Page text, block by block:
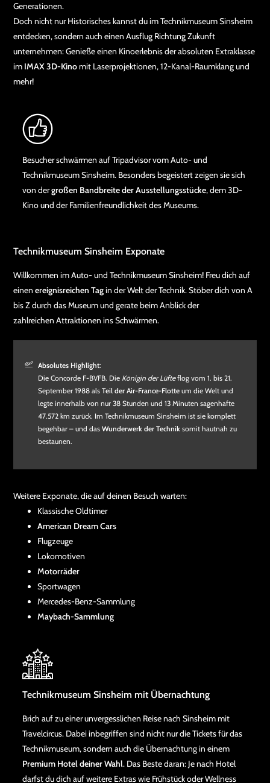
Generationen.
Doch nicht nur Historisches kannst du im Technikmuseum Sinsheim
entdecken, sondern auch einen Ausflug Richtung Zukunft
unternehmen: Genieße einen Kinoerlebnis der absoluten Extraklasse
im IMAX 3D-Kinomit Laserprojektionen, 12-Kanal-Raumklang und
mehr!
Besucher schwärmen auf Tripadvisor vom Auto- und
Technikmuseum Sinsheim. Besonders begeistert zeigen sie sich
von dergroßen Bandbreite der Ausstellungsstücke, dem 3D-
Kino und der Familienfreundlichkeit des Museums.
Technikmuseum Sinsheim Exponate
Willkommen im Auto- und Technikmuseum Sinsheim! Freu dich auf
einen ereignisreichen Tagin der Welt der Technik. Stöber dich von A
bis Z durch das Museum und gerate beim Anblick der
zahlreichen Attraktionen ins Schwärmen.
Absolutes Highlight:
Die Concorde F-BVFB. Die Königin der Lüfteflog vom 1. bis 21.
September 1988 als Teil der Air-France-Flotte um die Welt und
legte innerhalb von nur 38 Stunden und 13 Minuten sagenhafte
47.572 km zurück. Im Technikmuseum Sinsheim ist sie komplett
begehbar – und das Wunderwerk der Technik somit hautnah zu
bestaunen.
Weitere Exponate, die auf deinen Besuch warten:
Klassische Oldtimer
American Dream Cars
Flugzeuge
Lokomotiven
Motorräder
Sportwagen
Mercedes-Benz-Sammlung
Maybach-Sammlung
Technikmuseum Sinsheim mit Übernachtung
Brich auf zu einer unvergesslichen Reise nach Sinsheim mit
Travelcircus. Dabei inbegriffen sind nicht nur die Tickets für das
Technikmuseum, sondern auch die Übernachtung in einem
Premium Hotel deiner Wahl. Das Beste daran: Je nach Hotel
darfst du dich auf weitere Extras wie Frühstück oder Wellness